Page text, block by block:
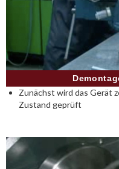
Zunächst wird das Gerät
Zustand geprüft